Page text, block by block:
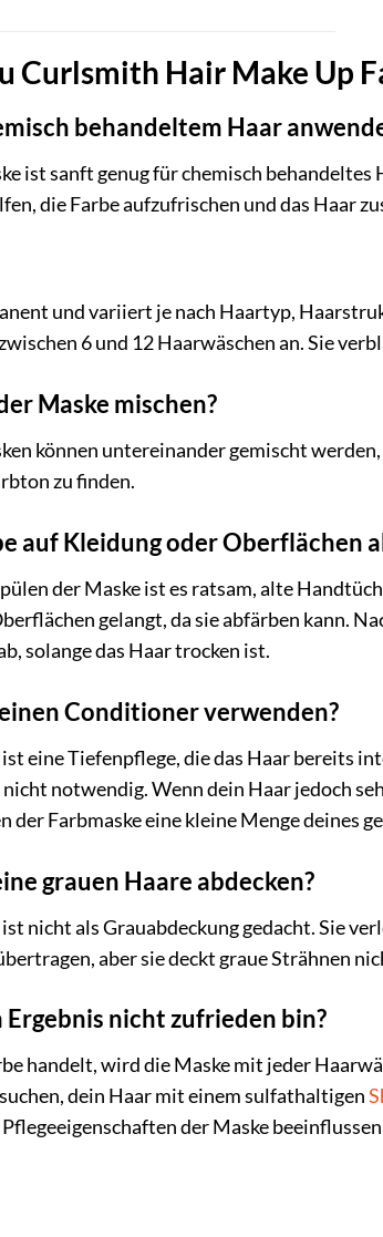
Curlsmith Hair Make Up
behandeltem Haar
ist sanft genug für chemisch
die Farbe aufzufrischen und das Haar
und variiert je nach Haartyp,
6 und 12 Haarwäschen an. Sie
Maske mischen?
können untereinander gemischt
zu finden.
auf Kleidung oder Oberflächen
der Maske ist es ratsam, alte
gelangt, da sie abfärben kann.
solange das Haar trocken ist.
Conditioner verwenden?
eine Tiefenpflege, die das Haar bereits
nicht notwendig. Wenn dein Haar jedoch
der Farbmaske eine kleine Menge deines
grauen Haare abdecken?
nicht als Grauabdeckung gedacht. Sie
aber sie deckt graue Strähnen
nicht zufrieden bin?
handelt, wird die Maske mit jeder
dein Haar mit einem sulfathaltigen
der Maske